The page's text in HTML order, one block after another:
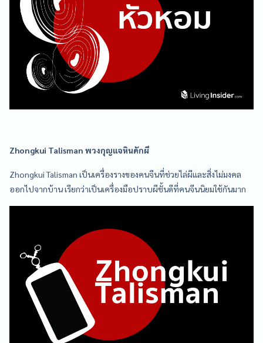
Zhongkui Talisman พวงกุญแจหินดักผี
Zhongkui Talisman เป็นเครื่องรางของคนจีนที่ช่วยไล่ผีและสิ่งไม่มงคล
ออกไปจากบ้าน เรียกว่าเป็นเครื่องมือปราบผีชั้นดีที่คนจีนนิยมใช้กันมาก